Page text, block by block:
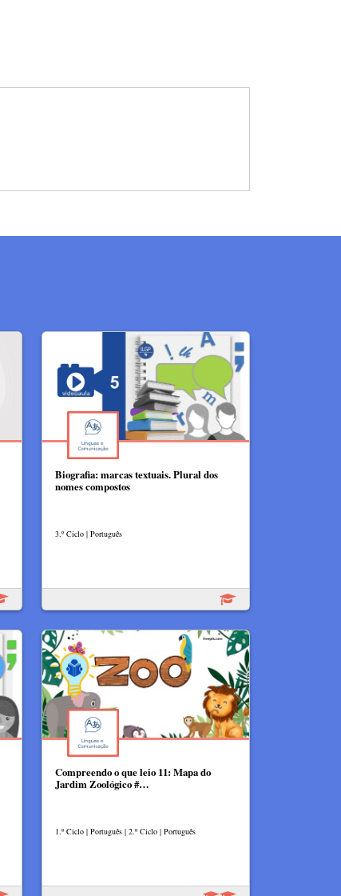
Biografia: marcas textuais. Plural dos
nomes compostos
3.º Ciclo | Português
Compreendo o que leio 11: Mapa do
Jardim Zoológico #…
1.º Ciclo | Português | 2.º Ciclo | Português